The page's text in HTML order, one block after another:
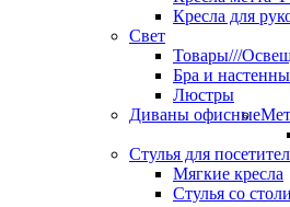
Кресла для
Свет
Товары///
Бра и
Люстры
Диваны офисные
Стулья для
Мягкие кресла
Стулья со